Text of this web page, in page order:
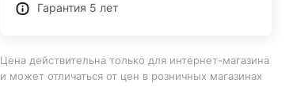
Гарантия 5 лет
Цена действительна только для интернет-магазина
и может отличаться от цен в розничных магазинах